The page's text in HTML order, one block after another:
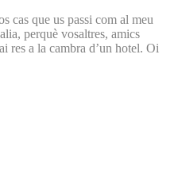
cas que us passi com al meu
perquè vosaltres, amics
res a la cambra d’un hotel. Oi